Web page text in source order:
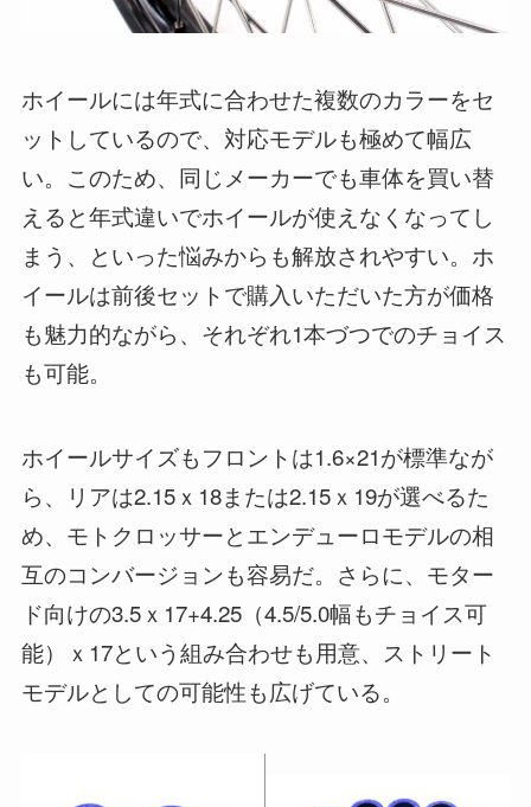
ホイールには年式に合わせた複数のカラーをセ
ットしているので、対応モデルも極めて幅広
い。このため、同じメーカーでも車体を買い替
えると年式違いでホイールが使えなくなってし
まう、といった悩みからも解放されやすい。ホ
イールは前後セットで購入いただいた方が価格
も魅力的ながら、それぞれ1本づつでのチョイス
も可能。
ホイールサイズもフロントは1.6×21が標準なが
ら、リアは2.15ｘ18または2.15ｘ19が選べるた
め、モトクロッサーとエンデューロモデルの相
互のコンバージョンも容易だ。さらに、モター
ド向けの3.5ｘ17+4.25（4.5/5.0幅もチョイス可
能）ｘ17という組み合わせも用意、ストリート
モデルとしての可能性も広げている。